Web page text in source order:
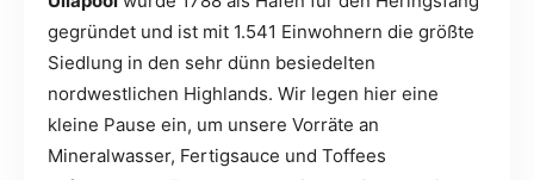
gegründet und ist mit 1.541 Einwohnern die größte
Siedlung in den sehr dünn besiedelten
nordwestlichen Highlands. Wir legen hier eine
kleine Pause ein, um unsere Vorräte an
Mineralwasser, Fertigsauce und Toffees